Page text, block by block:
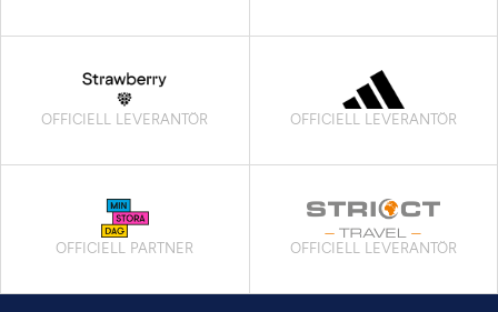
OFFICIELL LEVERANTÖR OFFICIELL LEVERANTÖR
OFFICIELL PARTNER OFFICIELL LEVERANTÖR